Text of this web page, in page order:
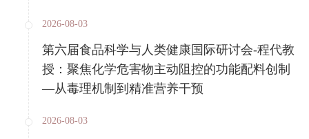
2026-08-03
第六届食品科学与人类健康国际研讨会-程代教
授：聚焦化学危害物主动阻控的功能配料创制
—从毒理机制到精准营养干预
2026-08-03